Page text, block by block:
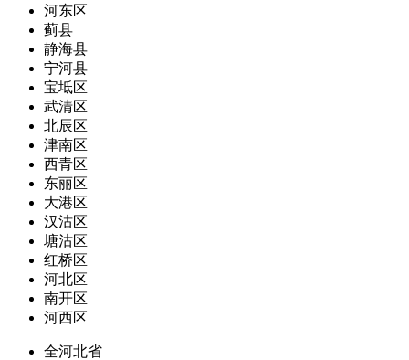
河东区
蓟县
静海县
宁河县
宝坻区
武清区
北辰区
津南区
西青区
东丽区
大港区
汉沽区
塘沽区
红桥区
河北区
南开区
河西区
全河北省